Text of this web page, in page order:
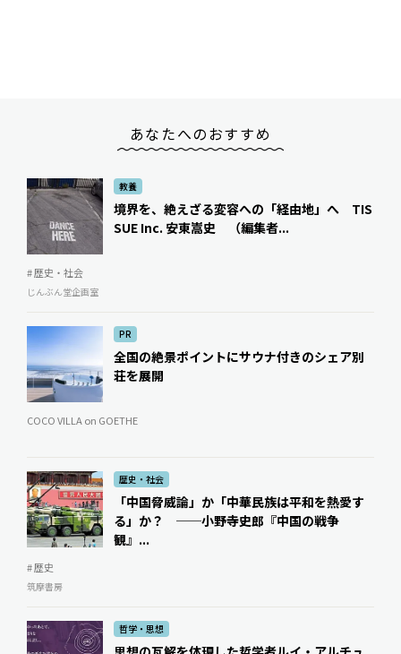
あなたへのおすすめ
教養
境界を、絶えざる変容への「経由地」へ TIS
SUE Inc. 安東嵩史 （編集者...
# 歴史・社会
じんぶん堂企画室
PR
全国の絶景ポイントにサウナ付きのシェア別
荘を展開
COCO VILLA on GOETHE
歴史・社会
「中国脅威論」か「中華民族は平和を熱愛す
る」か？ ──小野寺史郎『中国の戦争
観』...
# 歴史
筑摩書房
哲学・思想